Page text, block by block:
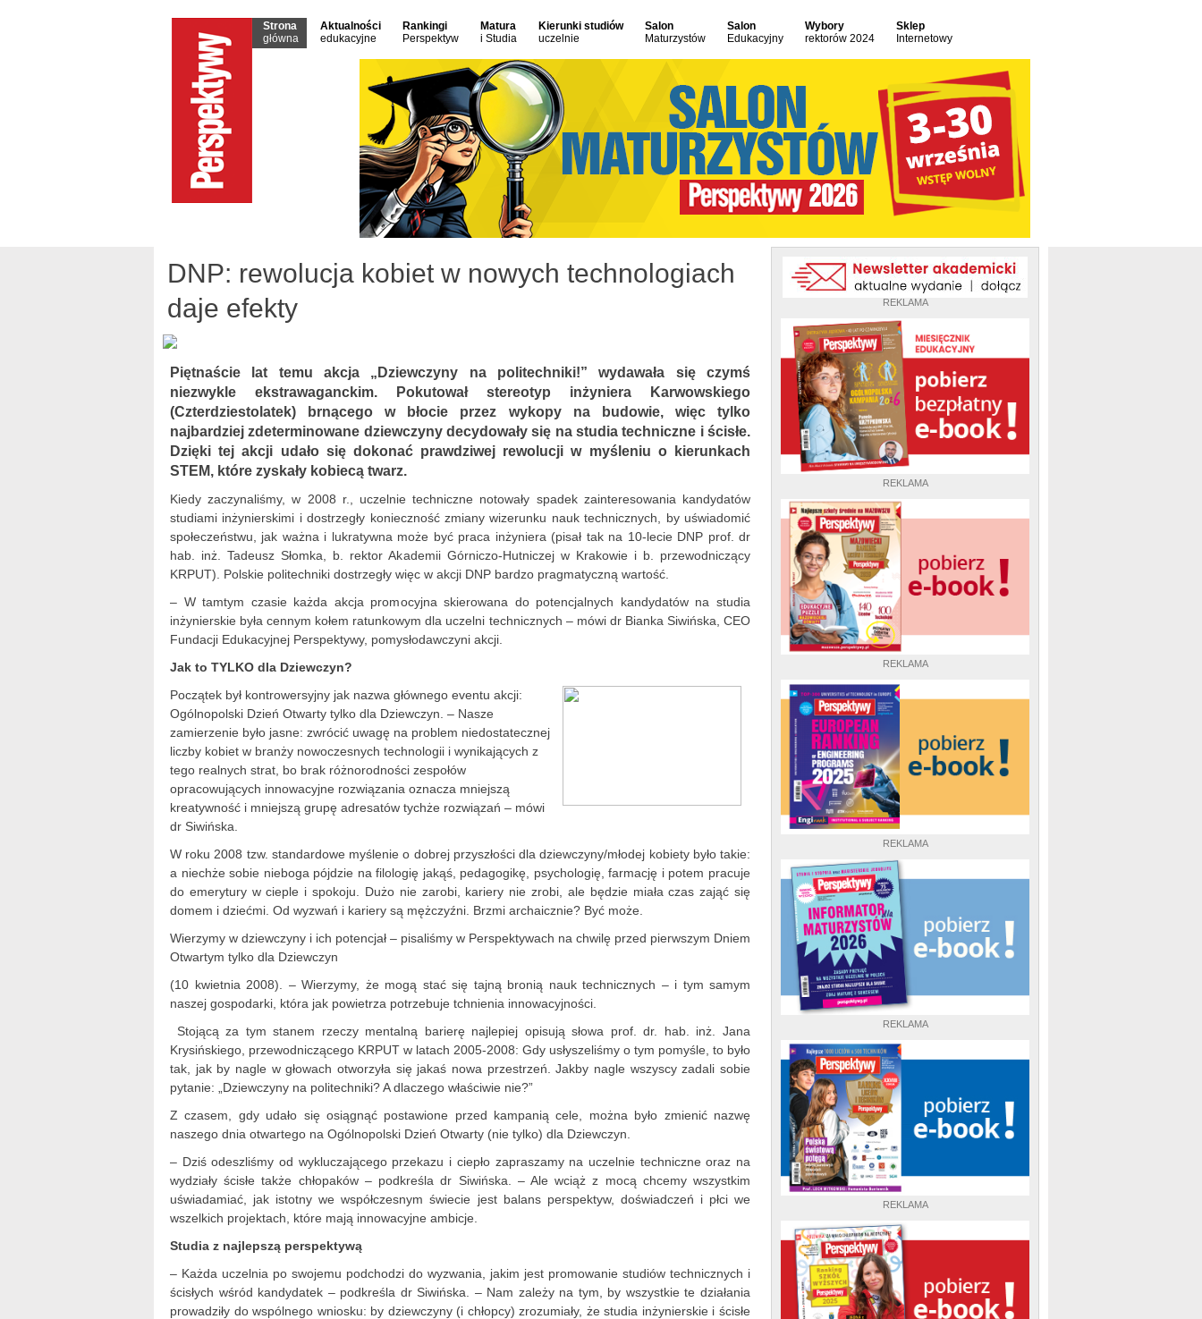
Strona
główna
Aktualności
edukacyjne
Rankingi
Perspektyw
Matura
i Studia
Kierunki studiów
uczelnie
Salon
Maturzystów
Salon
Edukacyjny
Wybory
rektorów 2024
Sklep
Internetowy
REKLAMA
REKLAMA
REKLAMA
REKLAMA
REKLAMA
REKLAMA
DNP: rewolucja kobiet w nowych technologiach
daje efekty
Piętnaście lat temu akcja „Dziewczyny na politechniki!” wydawała się czymś
niezwykle ekstrawaganckim. Pokutował stereotyp inżyniera Karwowskiego
(Czterdziestolatek) brnącego w błocie przez wykopy na budowie, więc tylko
najbardziej zdeterminowane dziewczyny decydowały się na studia techniczne i ścisłe.
Dzięki tej akcji udało się dokonać prawdziwej rewolucji w myśleniu o kierunkach
STEM, które zyskały kobiecą twarz.
Kiedy zaczynaliśmy, w 2008 r., uczelnie techniczne notowały spadek zainteresowania kandydatów
studiami inżynierskimi i dostrzegły konieczność zmiany wizerunku nauk technicznych, by uświadomić
społeczeństwu, jak ważna i lukratywna może być praca inżyniera (pisał tak na 10-lecie DNP prof. dr
hab. inż. Tadeusz Słomka, b. rektor Akademii Górniczo-Hutniczej w Krakowie i b. przewodniczący
KRPUT). Polskie politechniki dostrzegły więc w akcji DNP bardzo pragmatyczną wartość.
– W tamtym czasie każda akcja promocyjna skierowana do potencjalnych kandydatów na studia
inżynierskie była cennym kołem ratunkowym dla uczelni technicznych – mówi dr Bianka Siwińska, CEO
Fundacji Edukacyjnej Perspektywy, pomysłodawczyni akcji.
Jak to TYLKO dla Dziewczyn?
Początek był kontrowersyjny jak nazwa głównego eventu akcji:
Ogólnopolski Dzień Otwarty tylko dla Dziewczyn. – Nasze
zamierzenie było jasne: zwrócić uwagę na problem niedostatecznej
liczby kobiet w branży nowoczesnych technologii i wynikających z
tego realnych strat, bo brak różnorodności zespołów
opracowujących innowacyjne rozwiązania oznacza mniejszą
kreatywność i mniejszą grupę adresatów tychże rozwiązań – mówi
dr Siwińska.
W roku 2008 tzw. standardowe myślenie o dobrej przyszłości dla dziewczyny/młodej kobiety było takie:
a niechże sobie nieboga pójdzie na filologię jakąś, pedagogikę, psychologię, farmację i potem pracuje
do emerytury w cieple i spokoju. Dużo nie zarobi, kariery nie zrobi, ale będzie miała czas zająć się
domem i dziećmi. Od wyzwań i kariery są mężczyźni. Brzmi archaicznie? Być może.
Wierzymy w dziewczyny i ich potencjał – pisaliśmy w Perspektywach na chwilę przed pierwszym Dniem
Otwartym tylko dla Dziewczyn
(10 kwietnia 2008). – Wierzymy, że mogą stać się tajną bronią nauk technicznych – i tym samym
naszej gospodarki, która jak powietrza potrzebuje tchnienia innowacyjności.
Stojącą za tym stanem rzeczy mentalną barierę najlepiej opisują słowa prof. dr. hab. inż. Jana
Krysińskiego, przewodniczącego KRPUT w latach 2005-2008: Gdy usłyszeliśmy o tym pomyśle, to było
tak, jak by nagle w głowach otworzyła się jakaś nowa przestrzeń. Jakby nagle wszyscy zadali sobie
pytanie: „Dziewczyny na politechniki? A dlaczego właściwie nie?”
Z czasem, gdy udało się osiągnąć postawione przed kampanią cele, można było zmienić nazwę
naszego dnia otwartego na Ogólnopolski Dzień Otwarty (nie tylko) dla Dziewczyn.
– Dziś odeszliśmy od wykluczającego przekazu i ciepło zapraszamy na uczelnie techniczne oraz na
wydziały ścisłe także chłopaków – podkreśla dr Siwińska. – Ale wciąż z mocą chcemy wszystkim
uświadamiać, jak istotny we współczesnym świecie jest balans perspektyw, doświadczeń i płci we
wszelkich projektach, które mają innowacyjne ambicje.
Studia z najlepszą perspektywą
– Każda uczelnia po swojemu podchodzi do wyzwania, jakim jest promowanie studiów technicznych i
ścisłych wśród kandydatek – podkreśla dr Siwińska. – Nam zależy na tym, by wszystkie te działania
prowadziły do wspólnego wniosku: by dziewczyny (i chłopcy) zrozumiały, że studia inżynierskie i ścisłe